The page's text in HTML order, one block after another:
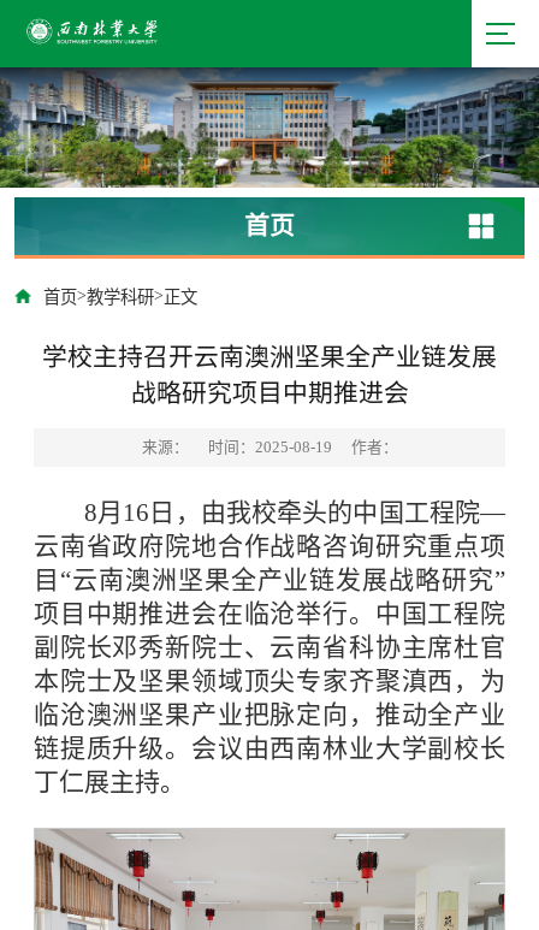
首页
首页>教学科研>正文
学校主持召开云南澳洲坚果全产业链发展
战略研究项目中期推进会
来源： 时间：2025-08-19 作者：
8月16日，由我校牵头的中国工程院—
云南省政府院地合作战略咨询研究重点项
目“云南澳洲坚果全产业链发展战略研究”
项目中期推进会在临沧举行。中国工程院
副院长邓秀新院士、云南省科协主席杜官
本院士及坚果领域顶尖专家齐聚滇西，为
临沧澳洲坚果产业把脉定向，推动全产业
链提质升级。会议由西南林业大学副校长
丁仁展主持。